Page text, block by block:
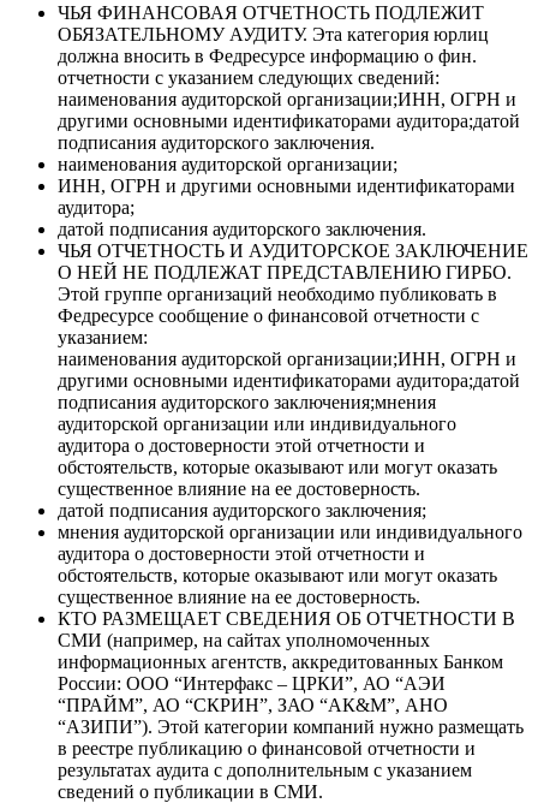
ЧЬЯ ФИНАНСОВАЯ ОТЧЕТНОСТЬ ПОДЛЕЖИТ
ОБЯЗАТЕЛЬНОМУ АУДИТУ. Эта категория юрлиц
должна вносить в Федресурсе информацию о фин.
отчетности с указанием следующих сведений:
наименования аудиторской организации;ИНН, ОГРН и
другими основными идентификаторами аудитора;датой
подписания аудиторского заключения.
наименования аудиторской организации;
ИНН, ОГРН и другими основными идентификаторами
аудитора;
датой подписания аудиторского заключения.
ЧЬЯ ОТЧЕТНОСТЬ И АУДИТОРСКОЕ ЗАКЛЮЧЕНИЕ
О НЕЙ НЕ ПОДЛЕЖАТ ПРЕДСТАВЛЕНИЮ ГИРБО.
Этой группе организаций необходимо публиковать в
Федресурсе сообщение о финансовой отчетности с
указанием:
наименования аудиторской организации;ИНН, ОГРН и
другими основными идентификаторами аудитора;датой
подписания аудиторского заключения;мнения
аудиторской организации или индивидуального
аудитора о достоверности этой отчетности и
обстоятельств, которые оказывают или могут оказать
существенное влияние на ее достоверность.
датой подписания аудиторского заключения;
мнения аудиторской организации или индивидуального
аудитора о достоверности этой отчетности и
обстоятельств, которые оказывают или могут оказать
существенное влияние на ее достоверность.
КТО РАЗМЕЩАЕТ СВЕДЕНИЯ ОБ ОТЧЕТНОСТИ В
СМИ (например, на сайтах уполномоченных
информационных агентств, аккредитованных Банком
России: ООО “Интерфакс – ЦРКИ”, АО “АЭИ
“ПРАЙМ”, АО “СКРИН”, ЗАО “АК&М”, АНО
“АЗИПИ”). Этой категории компаний нужно размещать
в реестре публикацию о финансовой отчетности и
результатах аудита с дополнительным с указанием
сведений о публикации в СМИ.